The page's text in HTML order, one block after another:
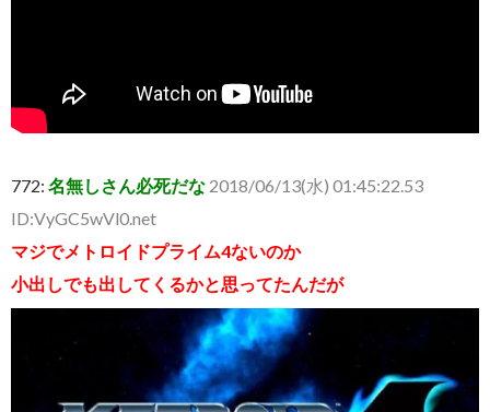
772: 名無しさん必死だな 2018/06/13(水) 01:45:22.53
ID:VyGC5wVl0.net
マジでメトロイドプライム4ないのか
小出しでも出してくるかと思ってたんだが